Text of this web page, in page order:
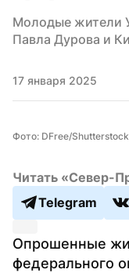
Молодые жители
Павла Дурова и
17 января 2025
Фото: DFree/
Читать «Север-
Telegram
Опрошенные
федерального